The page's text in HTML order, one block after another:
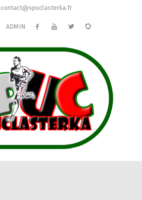
contact@spuclasterka.fr
ADMIN